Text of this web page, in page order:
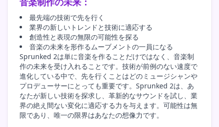
最先端の技術で先を行く
業界の新しいトレンドと技術に適応する
創造性と表現の無限の可能性を探る
音楽の未来を形作るムーブメントの一員になる
Sprunked 2は単に音楽を作ることだけではなく、音楽制
作の未来を受け入れることです。技術が前例のない速度で
進化している中で、先を行くことはどのミュージシャンや
プロデューサーにとっても重要です。Sprunked 2は、あ
なたが新しい技術を探求し、革新的なサウンドを試し、業
界の絶え間ない変化に適応する力を与えます。可能性は無
限であり、唯一の限界はあなたの想像力です。